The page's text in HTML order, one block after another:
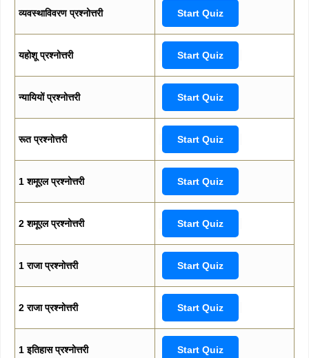
व्यवस्थाविवरण प्रश्नोत्तरी Start Quiz
यहोशू प्रश्नोत्तरी Start Quiz
न्यायियों प्रश्नोत्तरी Start Quiz
रूत प्रश्नोत्तरी Start Quiz
1 शमूएल प्रश्नोत्तरी Start Quiz
2 शमूएल प्रश्नोत्तरी Start Quiz
1 राजा प्रश्नोत्तरी Start Quiz
2 राजा प्रश्नोत्तरी Start Quiz
1 इतिहास प्रश्नोत्तरी Start Quiz